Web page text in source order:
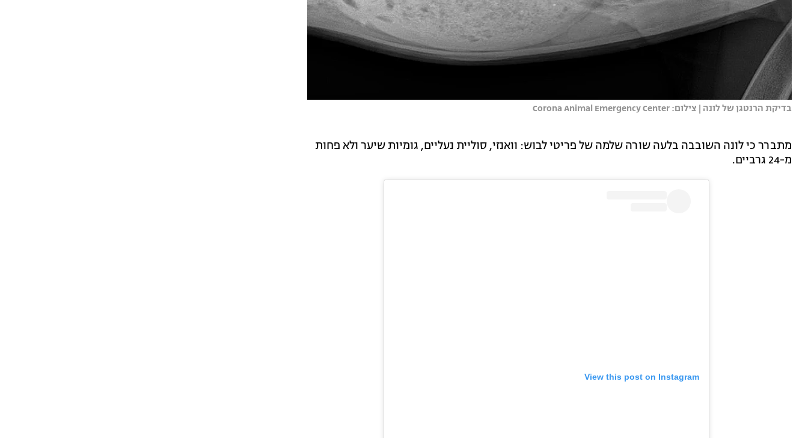
בדיקת הרנטגן של לונה | צילום: Corona Animal Emergency Center
מתברר כי לונה השובבה בלעה שורה שלמה של פריטי לבוש: וואנזי, סוליית נעליים, גומיות שיער ולא פחות
מ-24 גרביים.
View this post on Instagram